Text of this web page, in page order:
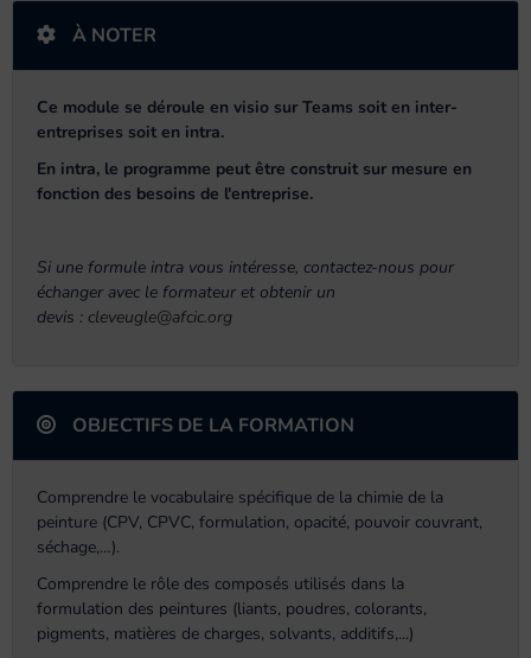
À NOTER
Ce module se déroule en visio sur Teams soit en inter-
entreprises soit en intra.
En intra, le programme peut être construit sur mesure en
fonction des besoins de l'entreprise.
Si une formule intra vous intéresse, contactez-nous pour
échanger avec le formateur et obtenir un
devis : cleveugle@afcic.org
OBJECTIFS DE LA FORMATION
Comprendre le vocabulaire spécifique de la chimie de la
peinture (CPV, CPVC, formulation, opacité, pouvoir couvrant,
séchage,…).
Comprendre le rôle des composés utilisés dans la
formulation des peintures (liants, poudres, colorants,
pigments, matières de charges, solvants, additifs,...)